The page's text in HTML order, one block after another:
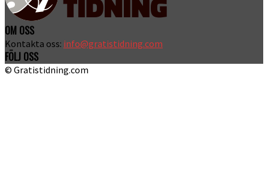
OM OSS
Kontakta oss: info@gratistidning.com
FÖLJ OSS
© Gratistidning.com